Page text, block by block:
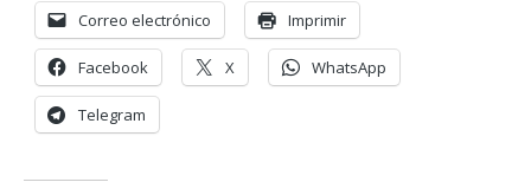
Correo electrónico Imprimir
Facebook X WhatsApp
Telegram